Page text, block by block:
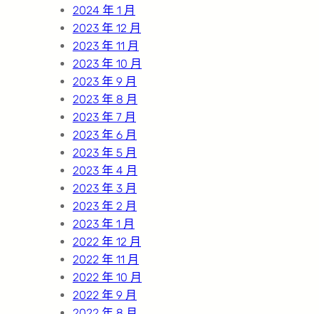
2024 年 1 月
2023 年 12 月
2023 年 11 月
2023 年 10 月
2023 年 9 月
2023 年 8 月
2023 年 7 月
2023 年 6 月
2023 年 5 月
2023 年 4 月
2023 年 3 月
2023 年 2 月
2023 年 1 月
2022 年 12 月
2022 年 11 月
2022 年 10 月
2022 年 9 月